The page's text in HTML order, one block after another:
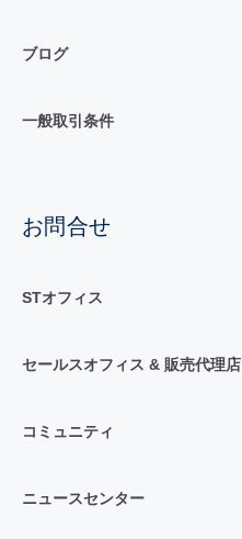
ブログ
一般取引条件
お問合せ
STオフィス
セールスオフィス & 販売代理店
コミュニティ
ニュースセンター